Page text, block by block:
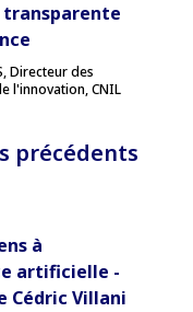
transparente
Directeur des
l'innovation, CNIL
précédents
à
artificielle -
Cédric Villani